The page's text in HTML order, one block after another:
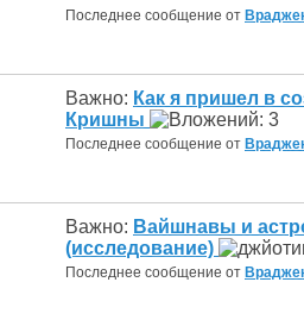
Последнее сообщение от
Важно: Как я пришел в
Кришны
Последнее сообщение от
Важно: Вайшнавы и
(исследование)
Последнее сообщение от